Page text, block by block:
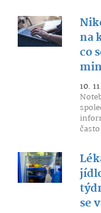
na
co
10.
se